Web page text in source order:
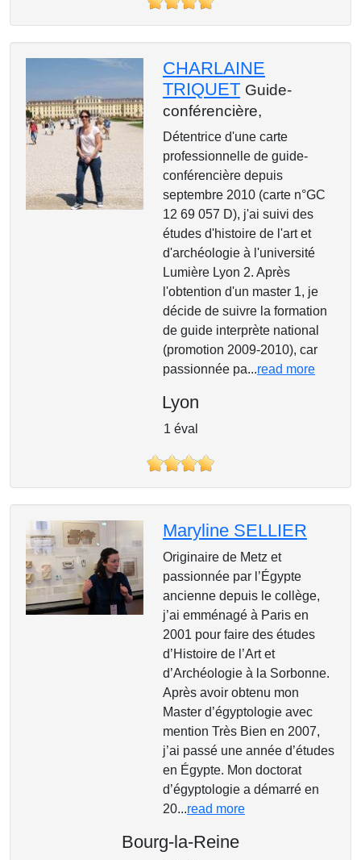
CHARLAINE
TRIQUET Guide-
conférencière,
Détentrice d'une carte
professionnelle de guide-
conférencière depuis
septembre 2010 (carte n°GC
12 69 057 D), j'ai suivi des
études d'histoire de l'art et
d'archéologie à l'université
Lumière Lyon 2. Après
l'obtention d'un master 1, je
décide de suivre la formation
de guide interprète national
(promotion 2009-2010), car
passionnée pa...read more
Lyon
1 éval
Maryline SELLIER
Originaire de Metz et
passionnée par l’Égypte
ancienne depuis le collège,
j’ai emménagé à Paris en
2001 pour faire des études
d’Histoire de l’Art et
d’Archéologie à la Sorbonne.
Après avoir obtenu mon
Master d’égyptologie avec
mention Très Bien en 2007,
j’ai passé une année d’études
en Égypte. Mon doctorat
d’égyptologie a démarré en
20...read more
Bourg-la-Reine